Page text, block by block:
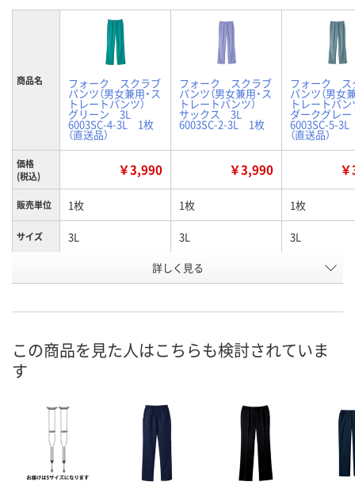
商品名 フォーク スクラブ
パンツ（男女兼用・ス
トレートパンツ）
グリーン 3L
6003SC-4-3L 1枚
（直送品）
フォーク スクラブ
パンツ（男女兼用・ス
トレートパンツ）
サックス 3L
6003SC-2-3L 1枚
フォーク ス
パンツ（男女
トレートパ
ダークグ
6003SC-5-
（直送品）
価格
(税込)
￥3,990 ￥3,990
販売単位 1枚 1枚 1枚
サイズ 3L 3L 3L
サックス ダークグレー
号
お届け日
数量
カゴへ カゴへ カ
詳しく見る
この商品を見た人はこちらも検討されていま
す